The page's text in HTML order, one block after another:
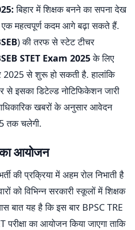
बिहार में शिक्षक बनने का सपना देख
एक महत्वपूर्ण कदम आगे बढ़ा सकते हैं.
) की तरफ से स्टेट टीचर
STET Exam 2025के लिए
2025 से शुरू हो सकती है. हालांकि
से इसका डिटेल्ड नोटिफिकेशन जारी
खबरों के अनुसार आवेदन
तक चलेगी.
का आयोजन
की प्रक्रिया में अहम रोल निभाती है
को विभिन्न सरकारी स्कूलों में शिक्षक
बात यह है कि इस बार BPSC TRE
का आयोजन किया जाएगा ताकि